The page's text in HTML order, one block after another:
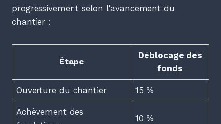
progressivement selon l'avancement du
chantier :
Étape
Déblocage des
fonds
Ouverture du chantier 15 %
Achèvement des
10 %